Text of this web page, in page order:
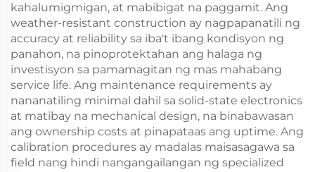
kahalumigmigan, at mabibigat na paggamit. Ang
weather-resistant construction ay nagpapanatili ng
accuracy at reliability sa iba't ibang kondisyon ng
panahon, na pinoprotektahan ang halaga ng
investisyon sa pamamagitan ng mas mahabang
service life. Ang maintenance requirements ay
nananatiling minimal dahil sa solid-state electronics
at matibay na mechanical design, na binabawasan
ang ownership costs at pinapataas ang uptime. Ang
calibration procedures ay madalas maisasagawa sa
field nang hindi nangangailangan ng specialized